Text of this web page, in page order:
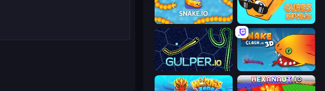
Snake.io Cubes 2048.io
Gulper.io Snake Clash.io